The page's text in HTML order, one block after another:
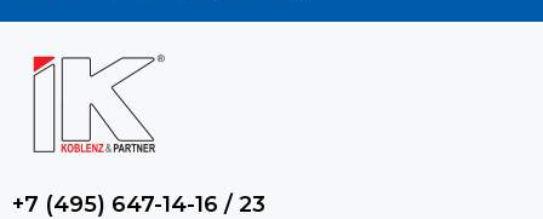
+7 (495) 647-14-16 / 23